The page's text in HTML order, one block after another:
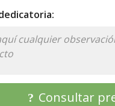
Consultar